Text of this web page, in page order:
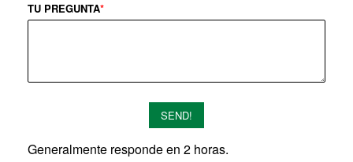
TU PREGUNTA*
SEND!
Generalmente responde en 2 horas.